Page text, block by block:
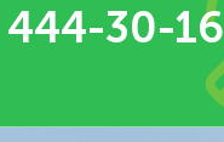
30-16